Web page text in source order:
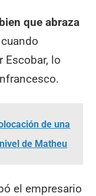
que abraza
Escobar, lo
de una
de Matheu
el empresario